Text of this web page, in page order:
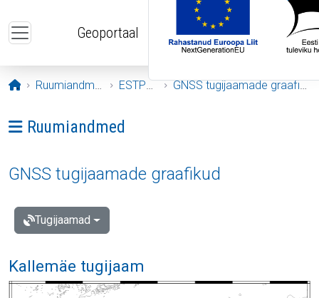
Geoportaal
Avaleht
Ruumiandmed ESTPOS GNSS tugijaamade graafikud
Ava menüü: Ruumiandmed
Ruumiandmed
GNSS tugijaamade graafikud
Tugijaamad
Kallemäe tugijaam